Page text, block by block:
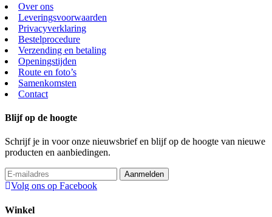
Over ons
Leveringsvoorwaarden
Privacyverklaring
Bestelprocedure
Verzending en betaling
Openingstijden
Route en foto’s
Samenkomsten
Contact
Blijf op de hoogte
Schrijf je in voor onze nieuwsbrief en blijf op de hoogte van nieuwe
producten en aanbiedingen.
Volg ons op Facebook
Winkel